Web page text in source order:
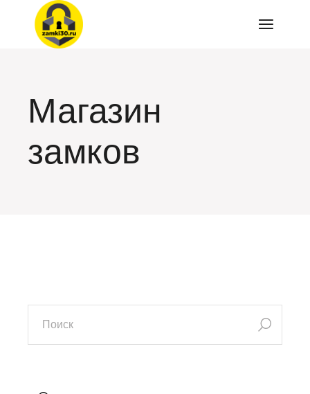
Перейти
содержимому
Магазин
замков
искать: